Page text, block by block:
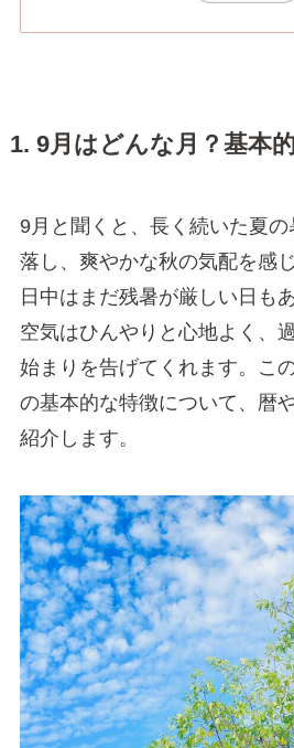
1. 9月はどんな月？基本
9月と聞くと、長く続いた夏
落し、爽やかな秋の気配を感
日中はまだ残暑が厳しい日も
空気はひんやりと心地よく、
始まりを告げてくれます。こ
の基本的な特徴について、暦
紹介します。